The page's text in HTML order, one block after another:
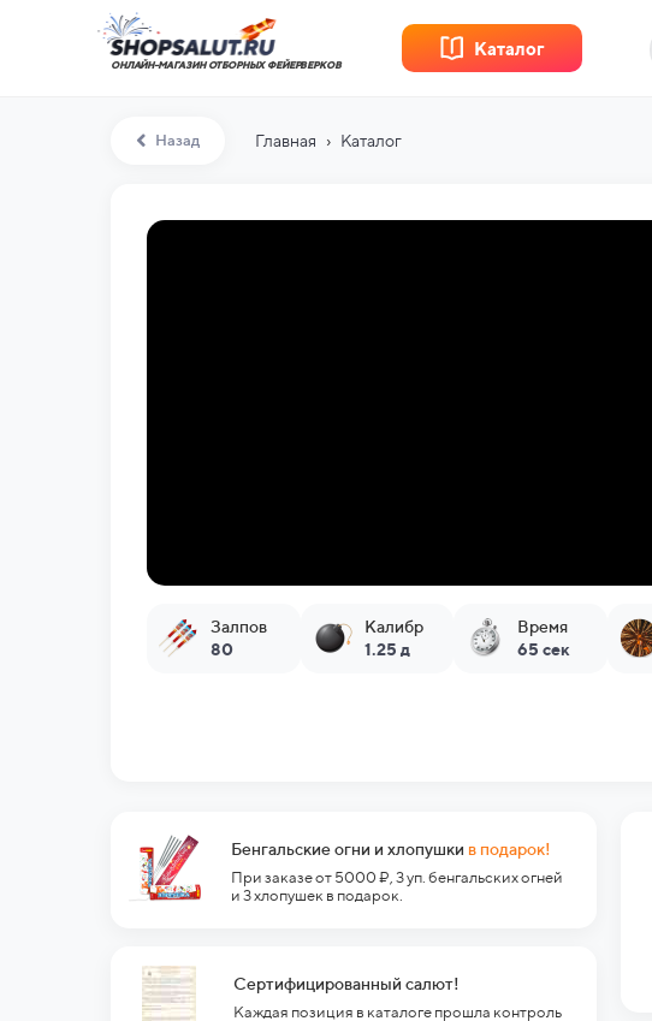
ОНЛАЙН-МАГАЗИН ОТБОРНЫХ ФЕЙЕРВЕРКОВ
Каталог
Назад Главная › Каталог
Залпов
80
Калибр
1.25 д
Время
65 сек
Бенгальские огни и хлопушки в подарок!
При заказе от 5000 ₽, 3 уп. бенгальских огней
и 3 хлопушек в подарок.
Сертифицированный салют!
Каждая позиция в каталоге прошла контроль